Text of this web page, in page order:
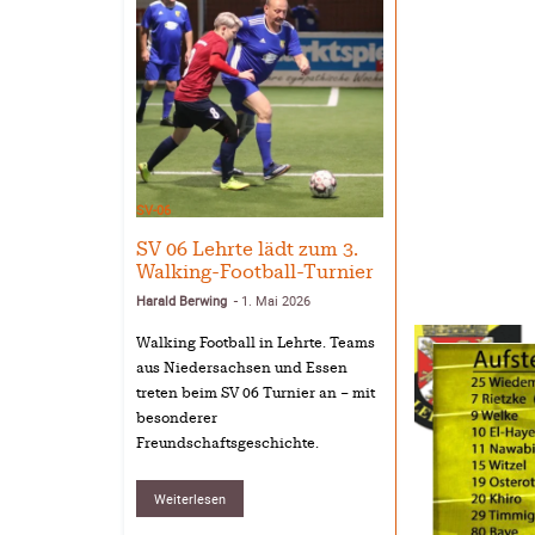
SV-06
SV 06 Lehrte lädt zum 3.
Walking-Football-Turnier
Harald Berwing - 1. Mai 2026
Walking Football in Lehrte. Teams
aus Niedersachsen und Essen
treten beim SV 06 Turnier an – mit
besonderer
Freundschaftsgeschichte.
Weiterlesen